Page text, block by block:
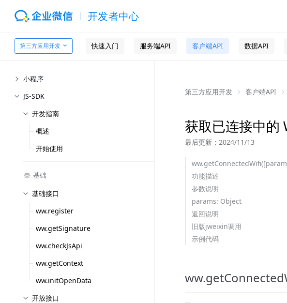
开发者中心
第三方应用开发 快速入门 服务端API 客户端API 数据API
小程序
JS-SDK
开发指南
概述
开始使用
基础
基础接口
ww.register
ww.getSignature
ww.checkJsApi
ww.getContext
ww.initOpenData
开放接口
第三方应用开发 客户端API
获取已连接中的
最后更新：2024/11/13
功能描述
参数说明
params: Object
返回说明
旧版jweixin调用
示例代码